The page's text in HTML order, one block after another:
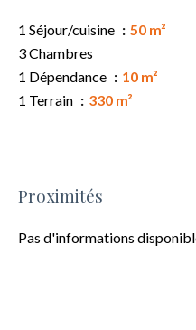
1 Séjour/cuisine
50 m²
3 Chambres
1 Dépendance
10 m²
1 Terrain
330 m²
Proximités
Pas d'informations